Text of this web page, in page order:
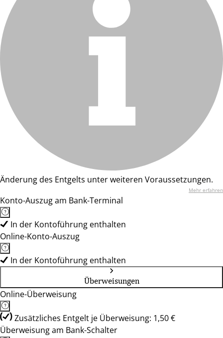
Änderung des Entgelts unter weiteren Voraussetzungen.
Mehr erfahren
Konto-Auszug am Bank-Terminal
In der Kontoführung enthalten
Online-Konto-Auszug
In der Kontoführung enthalten
Überweisungen
Online-Überweisung
Zusätzliches Entgelt je Überweisung: 1,50 €
Überweisung am Bank-Schalter